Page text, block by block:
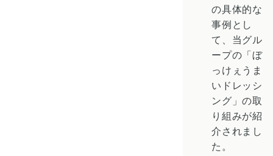
の具体的な
事例とし
て、当グル
ープの「ぼ
っけぇうま
いドレッシ
ング」の取
り組みが紹
介されまし
た。